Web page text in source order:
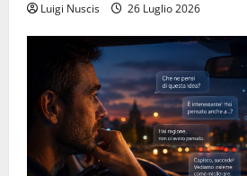
Luigi Nuscis 26 Luglio 2026